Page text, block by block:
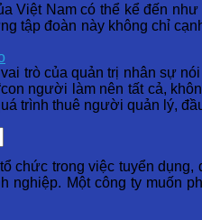
Việt Nam có thể kể đến
tập đoàn này không chỉ
trò của quản trị nhân sự
người làm nên tất cả,
trình thuê người quản lý,
chức trong việc tuyển
nghiệp. Một công ty muốn